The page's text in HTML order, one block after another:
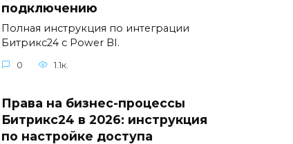
подключению
Полная инструкция по интеграции
Битрикс24 с Power BI.
0 1.1к.
Права на бизнес-процессы
Битрикс24 в 2026: инструкция
по настройке доступа